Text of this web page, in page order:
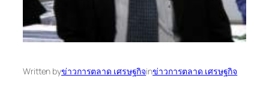
Written byข่าวการตลาด เศรษฐกิจinข่าวการตลาด เศรษฐกิจ